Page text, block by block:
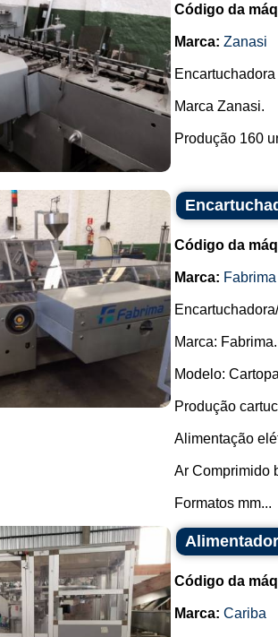
Código da
Marca: Zanasi
Marca Zanasi.
Produção 160
Código da
Marca: Fabrima
Marca: Fabrima.
Modelo:
Produção
Alimentação
Ar Comprimido
Formatos mm...
Código da
Marca: Cariba